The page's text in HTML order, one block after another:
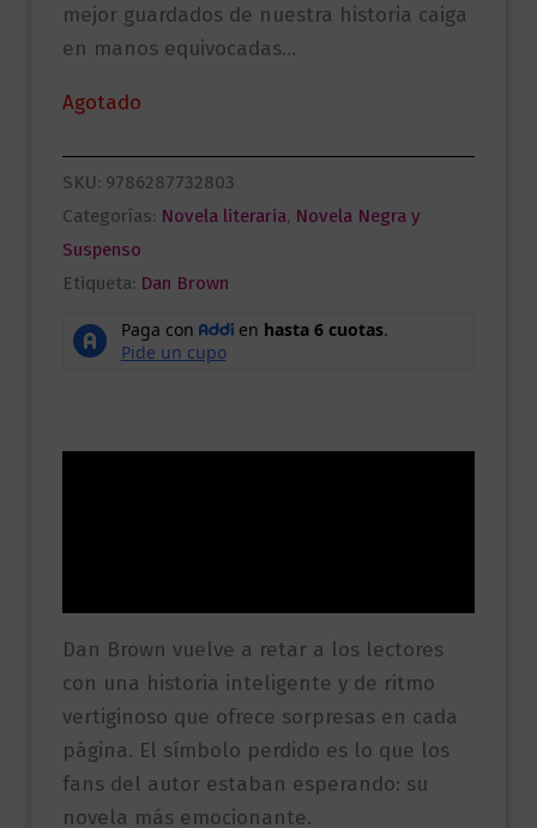
mejor guardados de nuestra historia caiga
en manos equivocadas…
Agotado
SKU: 9786287732803
Categorías: Novela literaria, Novela Negra y
Suspenso
Etiqueta: Dan Brown
Dan Brown vuelve a retar a los lectores
con una historia inteligente y de ritmo
vertiginoso que ofrece sorpresas en cada
página. El símbolo perdido es lo que los
fans del autor estaban esperando: su
novela más emocionante.